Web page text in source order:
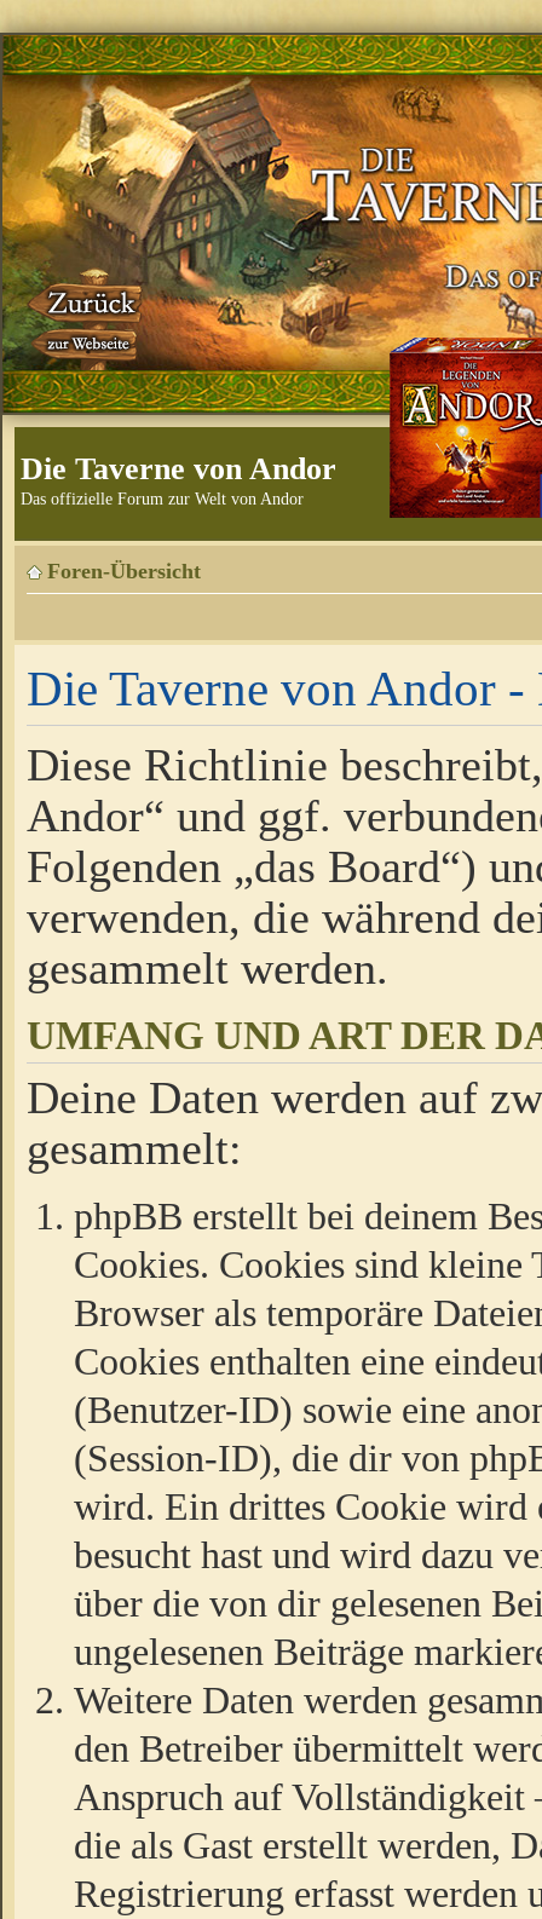
Die Taverne von Andor
Das offizielle Forum zur Welt von Andor
Foren-Übersicht
Die Taverne von Andor
Diese Richtlinie
Andor“ und ggf.
Folgenden „das Board“)
verwenden, die während
gesammelt werden.
UMFANG UND ART DER
Deine Daten werden auf
gesammelt:
phpBB erstellt bei deinem
Cookies. Cookies sind kleine
Browser als temporäre
Cookies enthalten eine
(Benutzer-ID) sowie eine
(Session-ID), die dir von
wird. Ein drittes Cookie wird
besucht hast und wird dazu
über die von dir gelesenen
ungelesenen Beiträge
Weitere Daten werden
den Betreiber übermittelt
Anspruch auf
die als Gast erstellt werden,
Registrierung erfasst werden